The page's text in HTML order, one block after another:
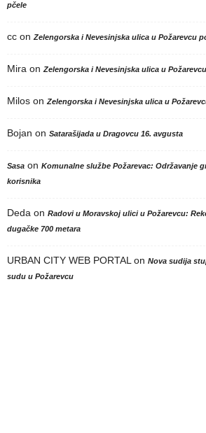
pčele
cc on Zelengorska i Nevesinjska ulica u Požarevcu
Mira on Zelengorska i Nevesinjska ulica u
Milos on Zelengorska i Nevesinjska ulica u
Bojan on Satarašijada u Dragovcu 16. avgusta
Sasa on Komunalne službe Požarevac: Održavanje
korisnika
Deda on Radovi u Moravskoj ulici u Požarevcu:
dugačke 700 metara
URBAN CITY WEB PORTAL on Nova sudija
sudu u Požarevcu